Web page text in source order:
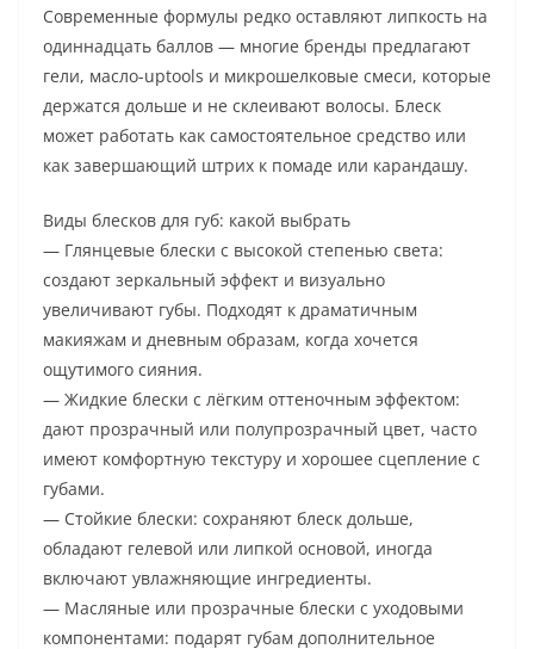
Современные формулы редко оставляют липкость на
одиннадцать баллов — многие бренды предлагают
гели, масло-uptools и микрошелковые смеси, которые
держатся дольше и не склеивают волосы. Блеск
может работать как самостоятельное средство или
как завершающий штрих к помаде или карандашу.
Виды блесков для губ: какой выбрать
— Глянцевые блески с высокой степенью света:
создают зеркальный эффект и визуально
увеличивают губы. Подходят к драматичным
макияжам и дневным образам, когда хочется
ощутимого сияния.
— Жидкие блески с лёгким оттеночным эффектом:
дают прозрачный или полупрозрачный цвет, часто
имеют комфортную текстуру и хорошее сцепление с
губами.
— Стойкие блески: сохраняют блеск дольше,
обладают гелевой или липкой основой, иногда
включают увлажняющие ингредиенты.
— Масляные или прозрачные блески с уходовыми
компонентами: подарят губам дополнительное